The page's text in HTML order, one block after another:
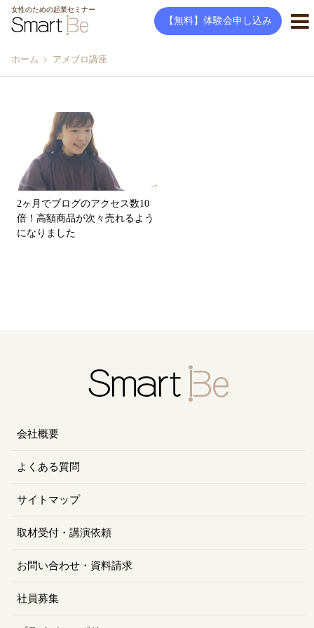
女性のための起業セミナー
【無料】体験会申し込み
ホーム アメブロ講座
2ヶ月でブログのアクセス数10
倍！高額商品が次々売れるよう
になりました
会社概要
よくある質問
サイトマップ
取材受付・講演依頼
お問い合わせ・資料請求
社員募集